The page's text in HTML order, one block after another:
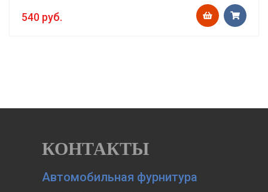
540 руб.
КОНТАКТЫ
Автомобильная фурнитура